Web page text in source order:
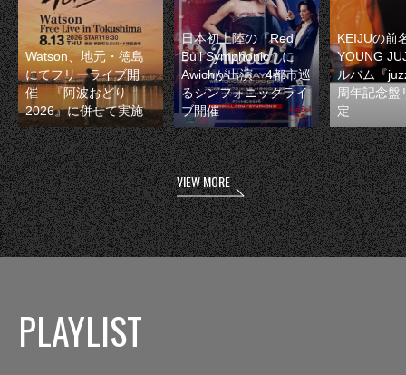
Watson、地元・徳島
にてフリーライブ開
催 『阿波おどり
2026』に併せて実施
日本初上陸の『Red
Bull Symphonic』に
Awichが出演 4都市巡
るシンフォニックライ
ブ開催
KEIJUの前
YOUNG
ルバム『
周年記念盤
定
VIEW MORE
PLAYLIST